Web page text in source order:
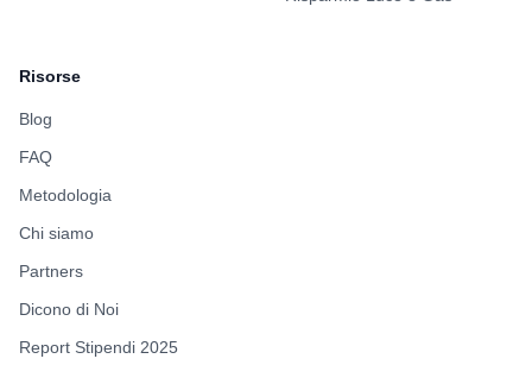
Risorse
Blog
FAQ
Metodologia
Chi siamo
Partners
Dicono di Noi
Report Stipendi 2025